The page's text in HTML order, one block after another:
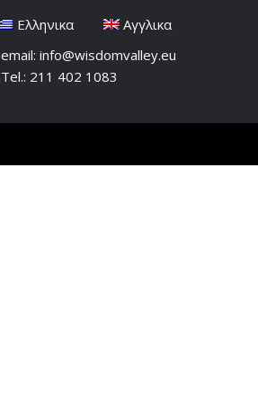
Ελληνικα Αγγλικα
email: info@wisdomvalley.eu
Tel.: 211 402 1083